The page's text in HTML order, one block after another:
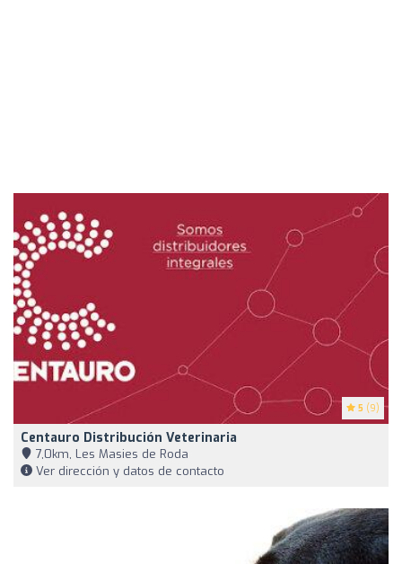
5 (9)
Centauro Distribución Veterinaria
7,0km, Les Masies de Roda
Ver dirección y datos de contacto